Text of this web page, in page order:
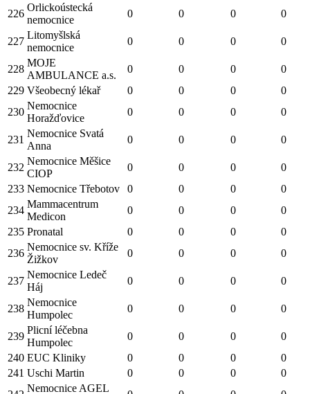
226
Orlickoústecká
nemocnice
0 0 0 0
227
Litomyšlská
nemocnice
0 0 0 0
228
MOJE
AMBULANCE a.s.
0 0 0
0
229 Všeobecný lékař 0 0 0
0
230
Nemocnice
Horažďovice
0 0 0 0
231
Nemocnice Svatá
Anna
0 0 0 0
232
Nemocnice Měšice
CIOP
0 0 0
0
233 Nemocnice Třebotov 0 0 0
0
234
Mammacentrum
Medicon
0 0 0
0
235 Pronatal 0 0 0
0
236
Nemocnice sv. Kříže
Žižkov
0 0 0 0
237
Nemocnice Ledeč
Háj
0 0 0 0
238
Nemocnice
Humpolec
0 0 0 0
239
Plicní léčebna
Humpolec
0 0 0
0
240 EUC Kliniky 0 0 0
0
241 Uschi Martin 0 0 0
0
Nemocnice AGEL